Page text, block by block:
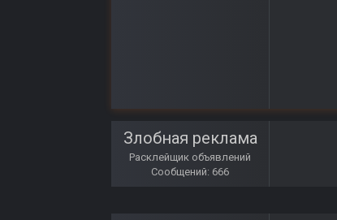
Злобная реклама
Расклейщик объявлений
Сообщений: 666